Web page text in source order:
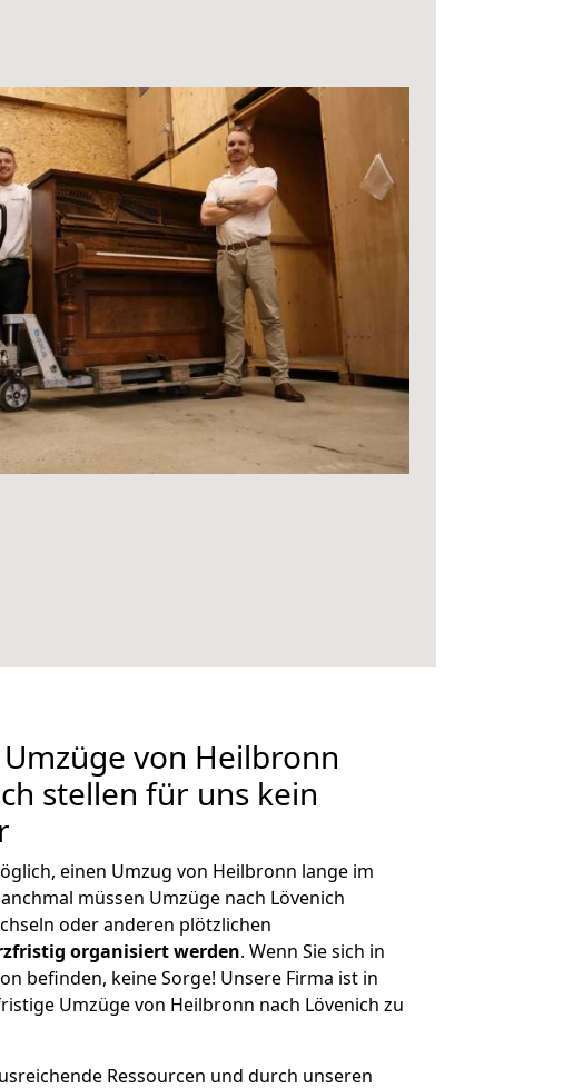
von Heilbronn
stellen für uns kein
einen Umzug von Heilbronn lange im
müssen Umzüge nach Lövenich
oder anderen plötzlichen
organisiert werden. Wenn Sie sich in
befinden, keine Sorge! Unsere Firma ist in
Umzüge von Heilbronn nach Lövenich zu
Ressourcen und durch unseren